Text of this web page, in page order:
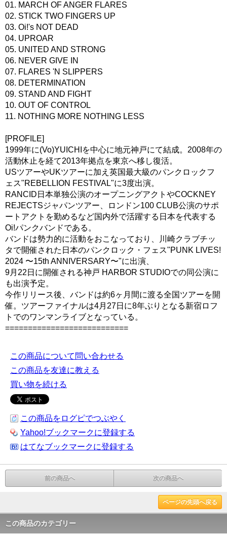
01. MARCH OF ANGER FLARES
02. STICK TWO FINGERS UP
03. Oi!'s NOT DEAD
04. UPROAR
05. UNITED AND STRONG
06. NEVER GIVE IN
07. FLARES 'N SLIPPERS
08. DETERMINATION
09. STAND AND FIGHT
10. OUT OF CONTROL
11. NOTHING MORE NOTHING LESS
[PROFILE]
1999年に(Vo)YUICHIを中心に地元神戸にて結成。2008年の
活動休止を経て2013年拠点を東京へ移し復活。
USツアーやUKツアーに加え英国最大級のパンクロックフ
ェス"REBELLION FESTIVAL"に3度出演。
RANCID日本単独公演のオープニングアクトやCOCKNEY
REJECTSジャパンツアー、ロンドン100 CLUB公演のサポ
ートアクトを勤めるなど国内外で活躍する日本を代表する
Oi!パンクバンドである。
バンドは勢力的に活動をおこなっており、川崎クラブチッ
タで開催された日本のパンクロック・フェス"PUNK LIVES!
2024 〜15th ANNIVERSARY〜"に出演、
9月22日に開催される神戸 HARBOR STUDIOでの同公演に
も出演予定。
今作リリース後、バンドは約6ヶ月間に渡る全国ツアーを開
催。ツアーファイナルは4月27日に8年ぶりとなる新宿ロフ
トでのワンマンライブとなっている。
===========================
この商品について問い合わせる
この商品を友達に教える
買い物を続ける
この商品をログピでつぶやく
Yahoo!ブックマークに登録する
はてなブックマークに登録する
前の商品へ 次の商品へ
ページの先頭へ戻る
この商品のカテゴリー